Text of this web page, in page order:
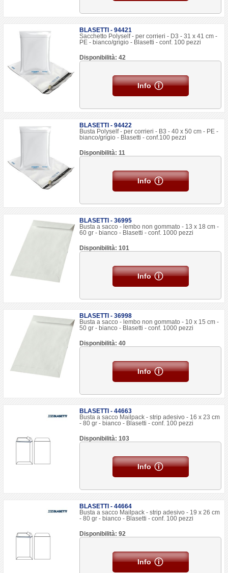
BLASETTI - 94421
Sacchetto Polyself - per corrieri - D3 - 31 x 41 cm -
PE - bianco/grigio - Blasetti - conf. 100 pezzi
Disponibilità: 42
Info
BLASETTI - 94422
Busta Polyself - per corrieri - B3 - 40 x 50 cm - PE -
bianco/grigio - Blasetti - conf.100 pezzi
Disponibilità: 11
Info
BLASETTI - 36995
Busta a sacco - lembo non gommato - 13 x 18 cm -
60 gr - bianco - Blasetti - conf. 1000 pezzi
Disponibilità: 101
Info
BLASETTI - 36998
Busta a sacco - lembo non gommato - 10 x 15 cm -
50 gr - bianco - Blasetti - conf. 1000 pezzi
Disponibilità: 40
Info
BLASETTI - 44663
Busta a sacco Mailpack - strip adesivo - 16 x 23 cm
- 80 gr - bianco - Blasetti - conf. 100 pezzi
Disponibilità: 103
Info
BLASETTI - 44664
Busta a sacco Mailpack - strip adesivo - 19 x 26 cm
- 80 gr - bianco - Blasetti - conf. 100 pezzi
Disponibilità: 92
Info